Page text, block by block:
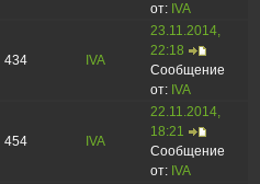
от: IVA
434 IVA
23.11.2014,
22:18
Сообщение
от: IVA
454 IVA
22.11.2014,
18:21
Сообщение
от: IVA